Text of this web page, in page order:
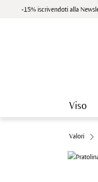
-15% iscrivendoti alla
Viso
Valori